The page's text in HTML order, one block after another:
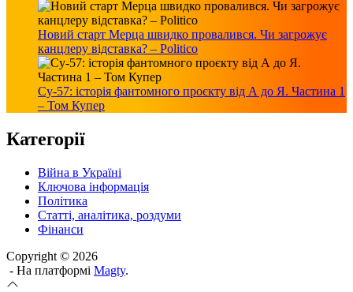
Новий старт Мерца швидко провалився. Чи загрожує
канцлеру відставка? – Politico
Су-57: історія фантомного проєкту від А до Я. Частина 1
– Том Купер
Категорії
Війна в Україні
Ключова інформація
Політика
Статті, аналітика, роздуми
Фінанси
Copyright © 2026
- На платформі Magty.